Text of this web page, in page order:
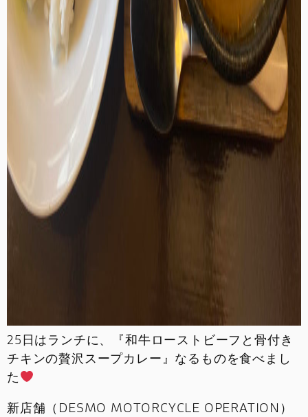
25日はランチに、『和牛ローストビーフと骨付き
チキンの贅沢スープカレー』なるものを食べまし
た
新店舗（DESMO MOTORCYCLE OPERATION）